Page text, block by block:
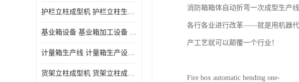
护栏立柱成型机 护栏立柱生产设备 护栏立柱生产线
基业箱设备 基业箱加工设备 基业箱制作设备
计量箱生产线 计量箱生产设备 电网计量箱加工设备
货架立柱成型机 货架立柱成型设备 货架立柱生产设备
消防箱箱体自动折弯一次成型生产
各行各业进行改革——就是用机器代
产工艺就可以颠覆一个行业！
Fire box automatic bending one-